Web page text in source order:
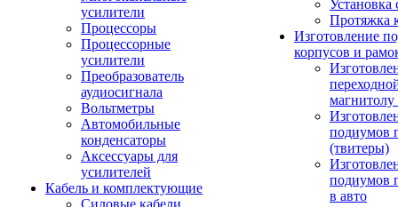
усилители
Процессоры
Процессорные
усилители
Преобразователь
аудиосигнала
Вольтметры
Автомобильные
конденсаторы
Аксессуары для
усилителей
Кабель и комплектующие
Силовые кабели
Установка
Протяжка
Изготовление
корпусов и
подиумов
(твитеры)
подиумов
в авто